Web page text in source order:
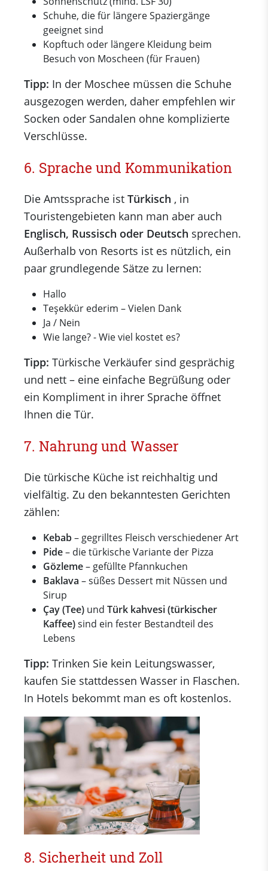
Schuhe, die für längere Spaziergänge
geeignet sind
Kopftuch oder längere Kleidung beim
Besuch von Moscheen (für Frauen)
Tipp: In der Moschee müssen die Schuhe
ausgezogen werden, daher empfehlen wir
Socken oder Sandalen ohne komplizierte
Verschlüsse.
6. Sprache und Kommunikation
Die Amtssprache ist Türkisch , in
Touristengebieten kann man aber auch
Englisch, Russisch oder Deutsch sprechen.
Außerhalb von Resorts ist es nützlich, ein
paar grundlegende Sätze zu lernen:
Hallo
Teşekkür ederim – Vielen Dank
Ja / Nein
Wie lange? - Wie viel kostet es?
Tipp: Türkische Verkäufer sind gesprächig
und nett – eine einfache Begrüßung oder
ein Kompliment in ihrer Sprache öffnet
Ihnen die Tür.
7. Nahrung und Wasser
Die türkische Küche ist reichhaltig und
vielfältig. Zu den bekanntesten Gerichten
zählen:
Kebab– gegrilltes Fleisch verschiedener Art
Pide– die türkische Variante der Pizza
Gözleme– gefüllte Pfannkuchen
Baklava – süßes Dessert mit Nüssen und
Sirup
Çay (Tee) und Türk kahvesi (türkischer
Kaffee)sind ein fester Bestandteil des
Lebens
Tipp: Trinken Sie kein Leitungswasser,
kaufen Sie stattdessen Wasser in Flaschen.
In Hotels bekommt man es oft kostenlos.
8. Sicherheit und Zoll